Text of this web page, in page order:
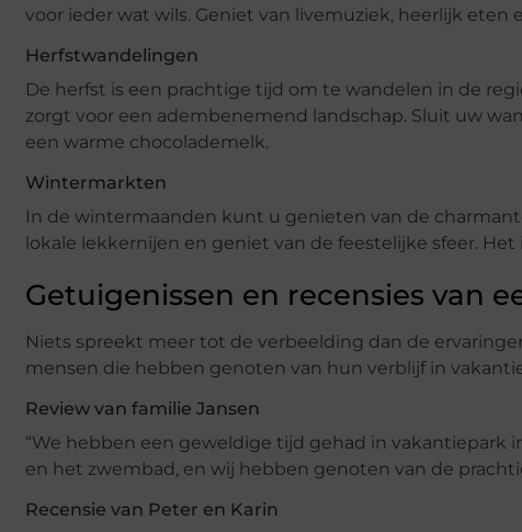
voor ieder wat wils. Geniet van livemuziek, heerlijk eten
Herfstwandelingen
De herfst is een prachtige tijd om te wandelen in de
zorgt voor een adembenemend landschap. Sluit uw
een warme chocolademelk.
Wintermarkten
In de wintermaanden kunt u genieten van de
lokale lekkernijen en geniet van de feestelijke sfeer.
Getuigenissen en recensies van
Niets spreekt meer tot de verbeelding dan de
mensen die hebben genoten van hun verblijf in
Review van familie Jansen
“We hebben een geweldige tijd gehad in vakantiepark
en het zwembad, en wij hebben genoten van de
Recensie van Peter en Karin